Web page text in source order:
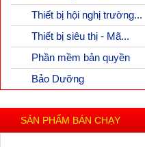
Thiết bị hội nghị trường...
Thiết bị siêu thị - Mã...
Phần mềm bản quyền
Bảo Dưỡng
SẢN PHẨM BÁN CHẠY